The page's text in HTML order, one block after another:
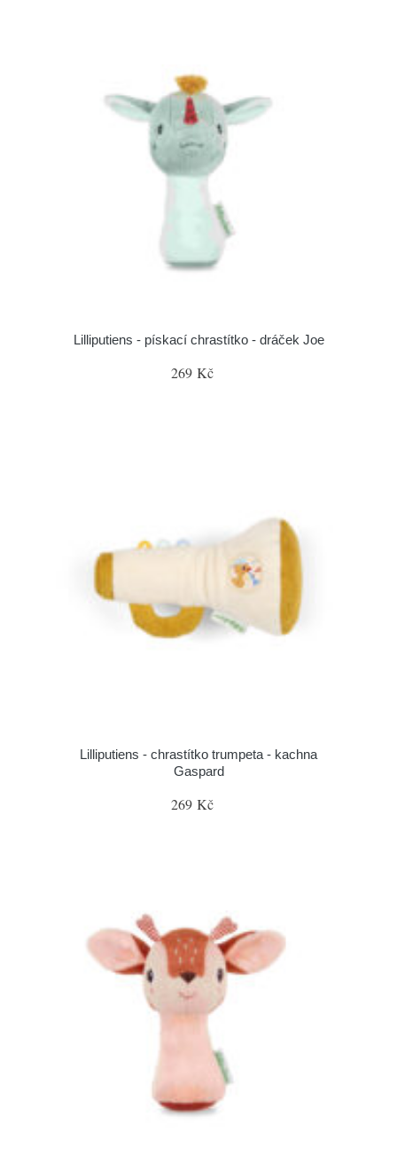
Lilliputiens - pískací chrastítko - dráček Joe
269 Kč
Lilliputiens - chrastítko trumpeta - kachna
Gaspard
269 Kč